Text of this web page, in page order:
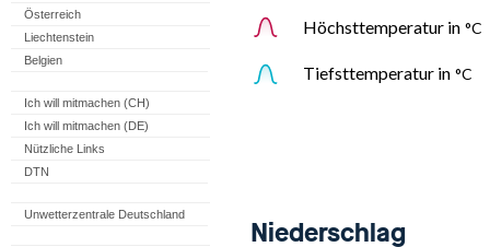
Österreich
Liechtenstein
Belgien
Ich will mitmachen (CH)
Ich will mitmachen (DE)
Nützliche Links
DTN
Unwetterzentrale Deutschland